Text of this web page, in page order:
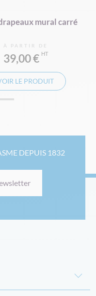
mural carré
À PARTIR DE
39,00 €
LE PRODUIT
DEPUIS 1832